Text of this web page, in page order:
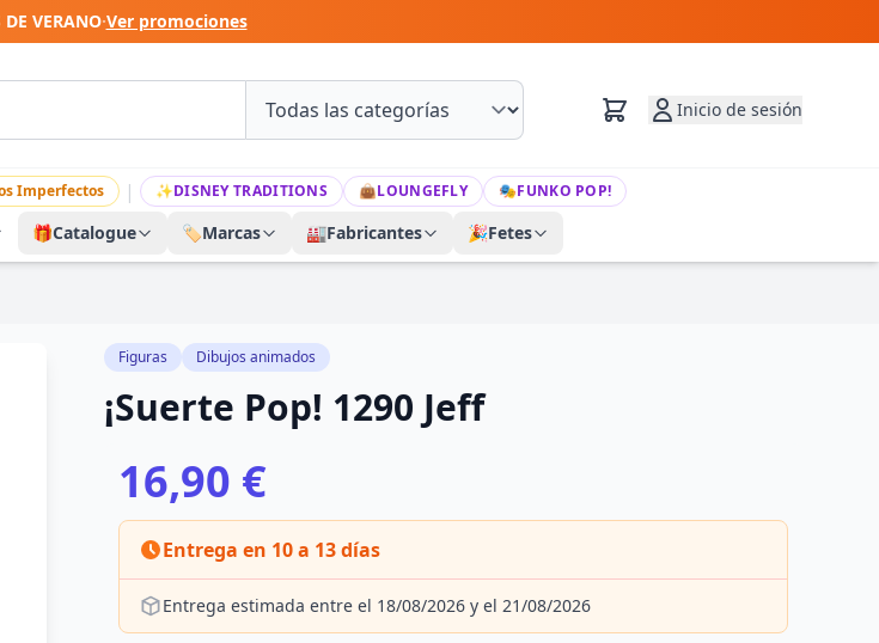
VERANO·Ver promociones
Inicio de sesión
Imperfectos | ✨DISNEY TRADITIONS 👜LOUNGEFLY 🎭FUNKO POP!
🎁Catalogue 🏷️Marcas 🏭Fabricantes 🎉Fetes
Figuras Dibujos animados
¡Suerte Pop! 1290 Jeff
16,90 €
Entrega en 10 a 13 días
Entrega estimada entre el 18/08/2026 y el 21/08/2026